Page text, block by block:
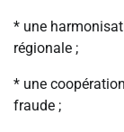
* une
régionale ;
* une
fraude ;